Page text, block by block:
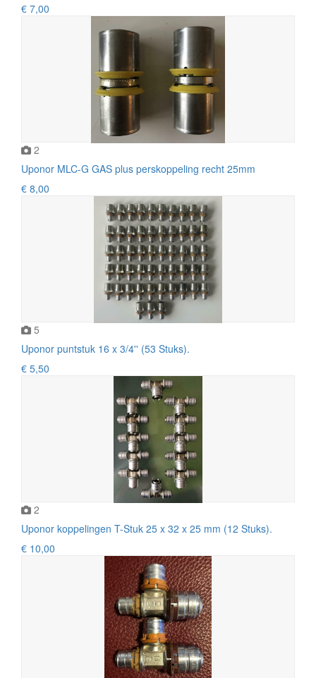
€ 7,00
2
Uponor MLC-G GAS plus perskoppeling recht 25mm
€ 8,00
5
Uponor puntstuk 16 x 3/4'' (53 Stuks).
€ 5,50
2
Uponor koppelingen T-Stuk 25 x 32 x 25 mm (12 Stuks).
€ 10,00